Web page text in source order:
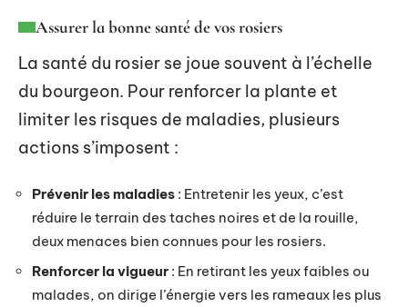
Assurer la bonne santé de vos rosiers
La santé du rosier se joue souvent à l’échelle
du bourgeon. Pour renforcer la plante et
limiter les risques de maladies, plusieurs
actions s’imposent :
Prévenir les maladies : Entretenir les yeux, c’est
réduire le terrain des taches noires et de la rouille,
deux menaces bien connues pour les rosiers.
Renforcer la vigueur : En retirant les yeux faibles ou
malades, on dirige l’énergie vers les rameaux les plus